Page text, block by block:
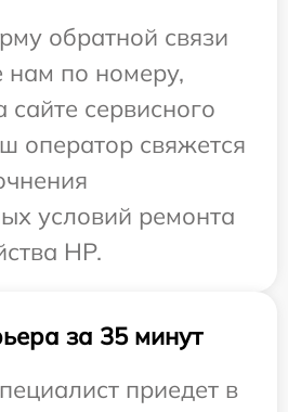
обратной связи
нам по номеру,
сервисного
оператор свяжется
условий ремонта
HP.
за 35 минут
приедет в